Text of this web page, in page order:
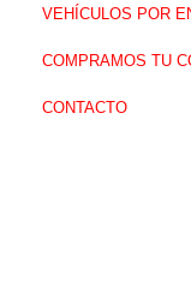
VEHÍCULOS POR
COMPRAMOS TU
CONTACTO